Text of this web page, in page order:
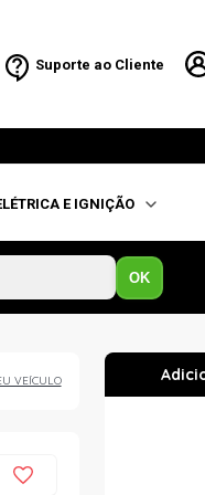
Suporte ao Cliente
E IGNIÇÃO
OK
VEÍCULO